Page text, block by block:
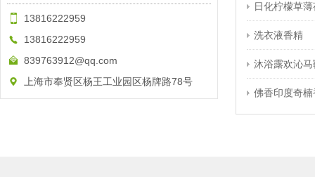
13816222959
13816222959
839763912@qq.com
上海市奉贤区杨王工业园区杨牌路78号
日化柠檬草
洗衣液香精
沐浴露欢沁
佛香印度奇楠